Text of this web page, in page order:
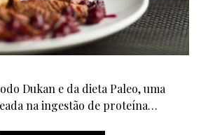
Dukan e da dieta Paleo, uma
na ingestão de proteína…